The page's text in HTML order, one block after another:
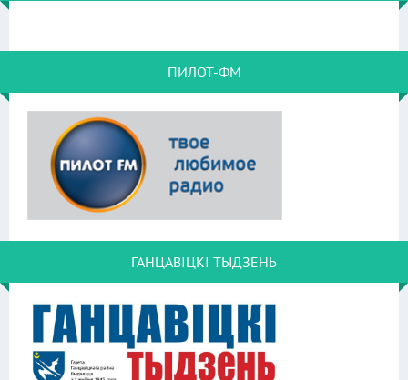
ПИЛОТ-ФМ
ГАНЦАВІЦКІ ТЫДЗЕНЬ